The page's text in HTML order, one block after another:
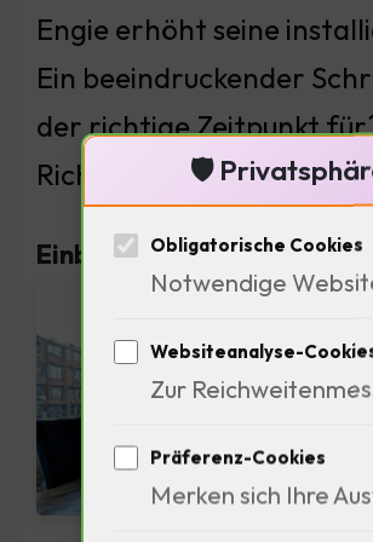
Engie erhöht seine
Ein beeindruckender
der richtige Zeitpunkt
Richtung des
Einblicke von Pedro
🛡️
Obligatorische Cookies
Notwendige
Websiteanalyse-
Zur
Präferenz-Cookies
Merken sich Ihre